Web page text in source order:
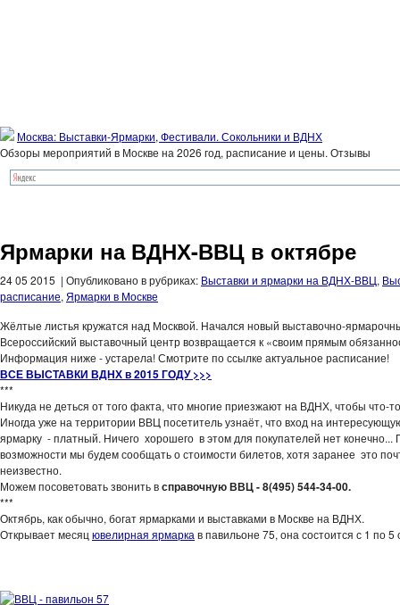
Москва: Выставки-Ярмарки, Фестивали. Сокольники и ВДНХ
Обзоры мероприятий в Москве на 2026 год, расписание и цены. Отзывы
Ярмарки на ВДНХ-ВВЦ в октябре
24 05 2015 | Опубликовано в рубриках: Выставки и ярмарки на ВДНХ-ВВЦ,
расписание, Ярмарки в Москве
Жёлтые листья кружатся над Москвой. Начался новый выставочно-
Всероссийский выставочный центр возвращается к «своим прямым
Информация ниже - устарела! Смотрите по ссылке актуальное расписание!
ВСЕ ВЫСТАВКИ ВДНХ в 2015 ГОДУ >>>
***
Никуда не деться от того факта, что многие приезжают на ВДНХ, чтобы что-
Иногда уже на территории ВВЦ посетитель узнаёт, что вход на
ярмарку - платный. Ничего хорошего в этом для покупателей нет конечно...
возможности мы будем сообщать о стоимости билетов, хотя заранее это
неизвестно.
Можем посоветовать звонить всправочную ВВЦ - 8(495) 544-34-00.
***
Октябрь, как обычно, богат ярмарками и выставками в Москве на ВДНХ.
Открывает месяц ювелирная ярмарка в павильоне 75, она состоится с 1 по 5